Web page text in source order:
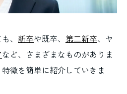
、 新卒や既卒、 第二新卒、ヤ
など、さまざまなものがありま
徴を簡単に紹介していきま